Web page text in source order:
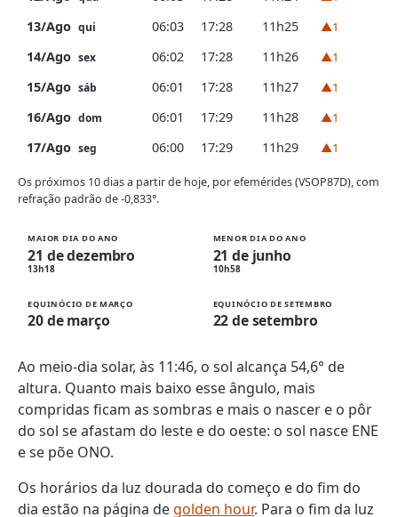
13/Ago qui 06:03 17:28 11h25 ▲1
14/Ago sex 06:02 17:28 11h26 ▲1
15/Ago sáb 06:01 17:28 11h27 ▲1
16/Ago dom 06:01 17:29 11h28 ▲1
17/Ago seg 06:00 17:29 11h29 ▲1
Os próximos 10 dias a partir de hoje, por efemérides (VSOP87D), com
refração padrão de -0,833°.
MAIOR DIA DO ANO
21 de dezembro
13h18
MENOR DIA DO ANO
21 de junho
10h58
EQUINÓCIO DE MARÇO
20 de março
EQUINÓCIO DE SETEMBRO
22 de setembro
Ao meio-dia solar, às 11:46, o sol alcança 54,6° de
altura. Quanto mais baixo esse ângulo, mais
compridas ficam as sombras e mais o nascer e o pôr
do sol se afastam do leste e do oeste: o sol nasce ENE
e se põe ONO.
Os horários da luz dourada do começo e do fim do
dia estão na página degolden hour. Para o fim da luz